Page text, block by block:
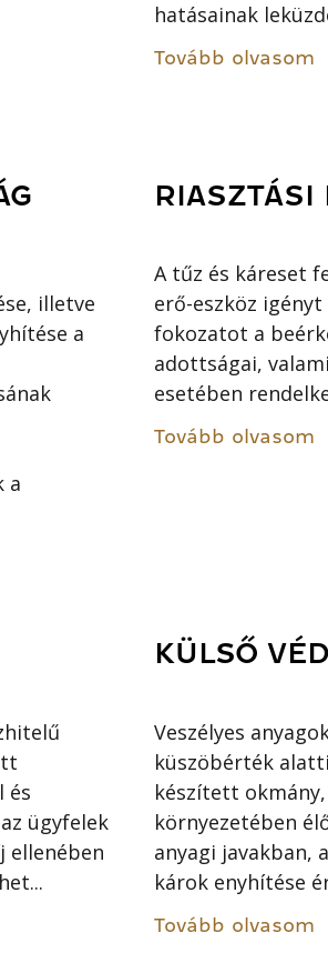
hatásainak
Tovább olvasom
illetve
a
a
RIASZTÁSI
A tűz és káreset
erő-eszköz
fokozatot a
adottságai,
esetében
Tovább olvasom
és
ügyfelek
ellenében
KÜLSŐ
Veszélyes
küszöbérték
készített
környezetében
anyagi javakban,
károk enyhítése
Tovább olvasom